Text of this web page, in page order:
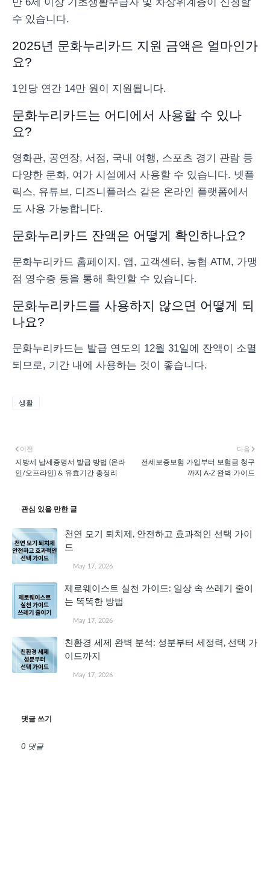
수 있습니다.
2025년 문화누리카드 지원 금액은 얼마인가
요?
1인당 연간 14만 원이 지원됩니다.
문화누리카드는 어디에서 사용할 수 있나
요?
영화관, 공연장, 서점, 국내 여행, 스포츠 경기 관람 등
다양한 문화, 여가 시설에서 사용할 수 있습니다. 넷플
릭스, 유튜브, 디즈니플러스 같은 온라인 플랫폼에서
도 사용 가능합니다.
문화누리카드 잔액은 어떻게 확인하나요?
문화누리카드 홈페이지, 앱, 고객센터, 농협 ATM, 가맹
점 영수증 등을 통해 확인할 수 있습니다.
문화누리카드를 사용하지 않으면 어떻게 되
나요?
문화누리카드는 발급 연도의 12월 31일에 잔액이 소멸
되므로, 기간 내에 사용하는 것이 좋습니다.
생활
다음
전세보증보험 가입부터 보험금 청구
까지 A-Z 완벽 가이드
이전
지방세 납세증명서 발급 방법 (온라
인/오프라인) & 유효기간 총정리
관심 있을 만한 글
천연 모기 퇴치제, 안전하고 효과적인 선택 가이
드
May 17, 2026
제로웨이스트 실천 가이드: 일상 속 쓰레기 줄이
는 똑똑한 방법
May 17, 2026
친환경 세제 완벽 분석: 성분부터 세정력, 선택 가
이드까지
May 17, 2026
댓글 쓰기
0 댓글